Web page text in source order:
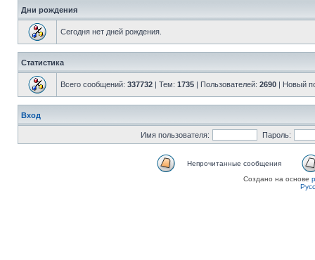
Дни рождения
Сегодня нет дней рождения.
Статистика
Всего сообщений: 337732 | Тем: 1735 | Пользователей: 2690 | Новый
Вход
Имя пользователя: Пароль:
Непрочитанные сообщения
Создано на основе